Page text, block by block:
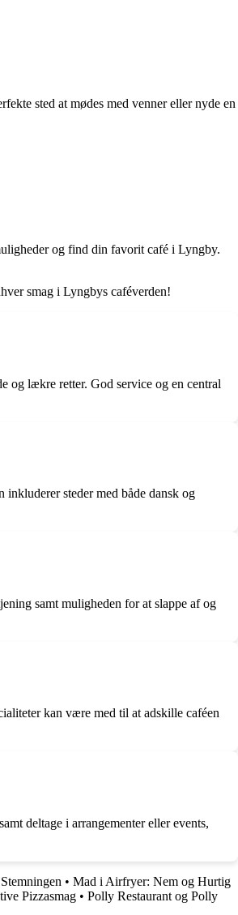
sted at mødes med venner eller nyde en
og find din favorit café i Lyngby.
smag i Lyngbys caféverden!
og lækre retter. God service og en central
steder med både dansk og
samt muligheden for at slappe af og
kan være med til at adskille caféen
deltage i arrangementer eller events,
• Mad i Airfryer: Nem og Hurtig
Pizzasmag • Polly Restaurant og Polly